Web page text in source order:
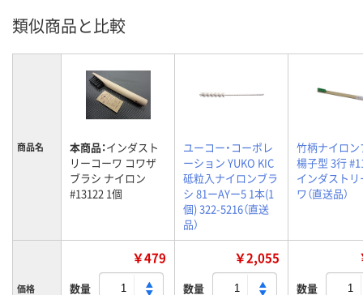
類似商品と比較
商品名 本商品：インダスト
リーコーワ コワザ
ブラシ ナイロン
#13122 1個
ユーコー・コーポレ
ーション YUKO KIC
砥粒入ナイロンブラ
シ 81ーAYー5 1本(1
個) 322-5216（直送
品）
竹柄ナイロン
楊子型 3行
インダスト
ワ（直送品）
価格
￥479
数量
￥2,055
数量 数量